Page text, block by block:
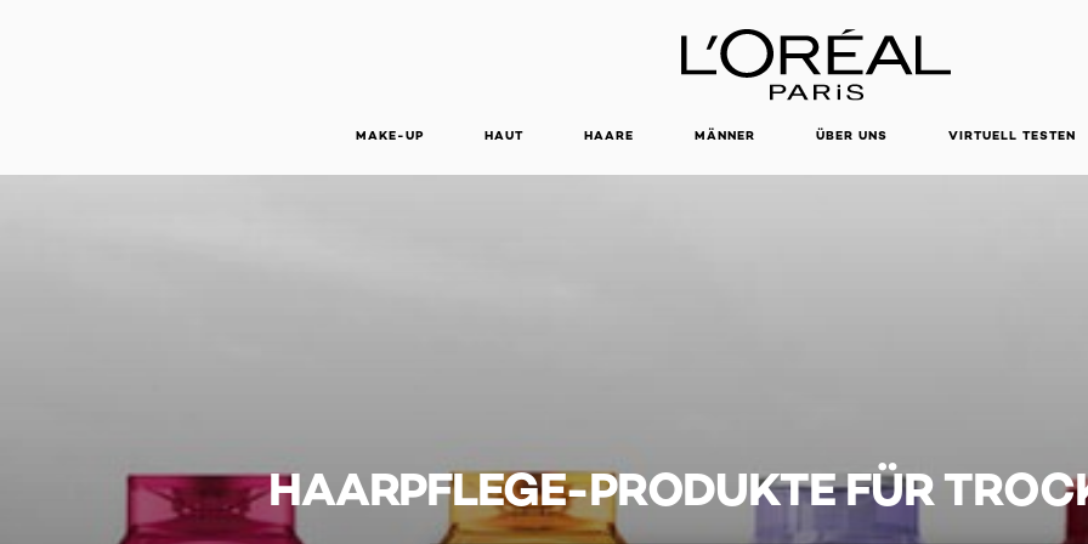
MAKE-UP HAUT HAARE MÄNNER ÜBER UNS VIRTUELL TESTEN
HAARPFLEGE-PRODUKTE FÜR